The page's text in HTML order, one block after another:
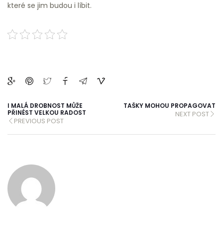
které se jim budou i líbit.
I MALÁ DROBNOST MŮŽE
PŘINÉST VELKOU RADOST
PREVIOUS POST
TAŠKY MOHOU PROPAGOVAT
NEXT POST